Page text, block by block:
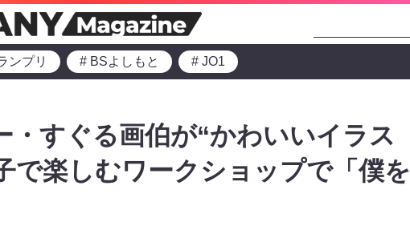
ンプリ # BSよしもと # JO1
・すぐる画伯が“かわいいイラス
で楽しむワークショップで「僕を